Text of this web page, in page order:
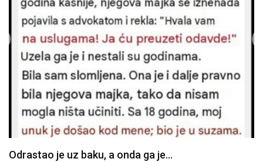
Odrastao je uz baku, a onda ga je…